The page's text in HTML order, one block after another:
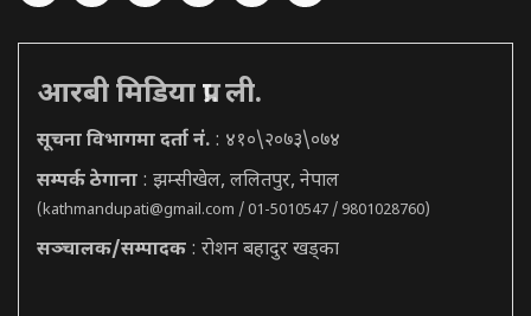
आरबी मिडिया प्रा. ली.
सूचना विभागमा दर्ता नं. : ४१०\२०७३\०७४
सम्पर्क ठेगाना : झम्सीखेल, ललितपुर, नेपाल
(kathmandupati@gmail.com / 01-5010547 / 9801028760)
सञ्चालक/सम्पादक : रोशन बहादुर खड्का